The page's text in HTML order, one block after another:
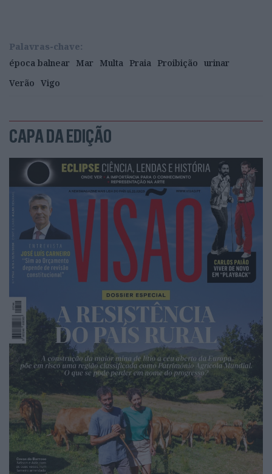
Palavras-chave:
época balnear
Mar Multa Praia Proibição urinar
Verão Vigo
CAPA DA EDIÇÃO